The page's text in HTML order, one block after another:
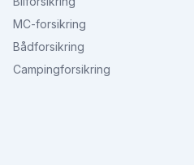
MC-forsikring
Bådforsikring
Campingforsikring